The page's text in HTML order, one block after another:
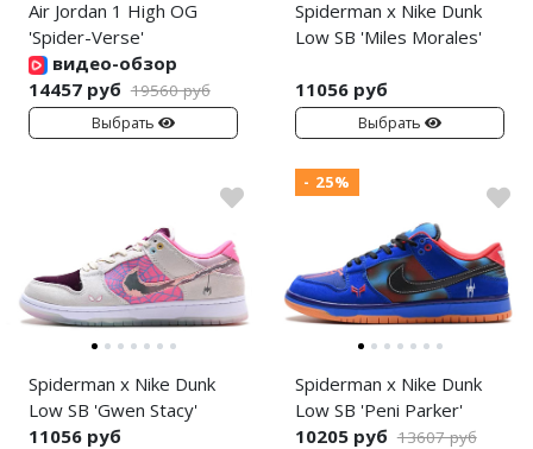
Air Jordan 1 High OG
'Spider-Verse'
видео-обзор
14457 руб 19560 руб
Выбрать
Spiderman x Nike Dunk
Low SB 'Miles Morales'
11056 руб
Выбрать
Spiderman x Nike Dunk
Low SB 'Gwen Stacy'
11056 руб
- 25%
Spiderman x Nike Dunk
Low SB 'Peni Parker'
10205 руб 13607 руб